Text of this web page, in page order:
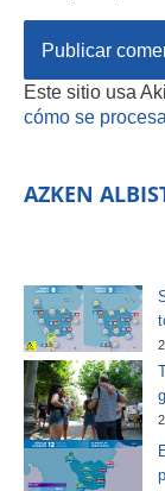
Este sitio usa
cómo se
AZKEN